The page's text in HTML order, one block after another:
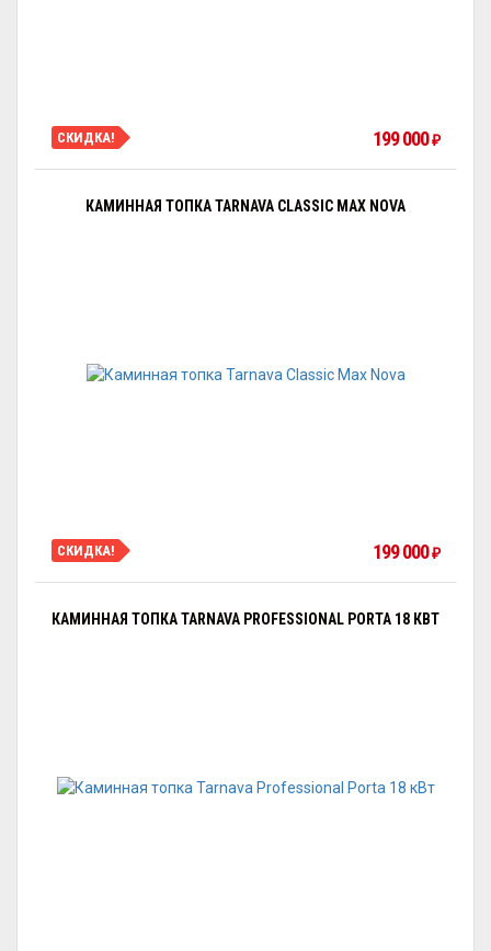
СКИДКА! 199 000 ₽
КАМИННАЯ ТОПКА TARNAVA CLASSIC MAX NOVA
СКИДКА! 199 000 ₽
КАМИННАЯ ТОПКА TARNAVA PROFESSIONAL PORTA 18 КВТ